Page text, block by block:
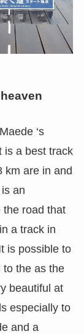
‘s
is a best track
km are in and
an
the road that
a track in
is possible to
to the as the
beautiful at
especially to
and a